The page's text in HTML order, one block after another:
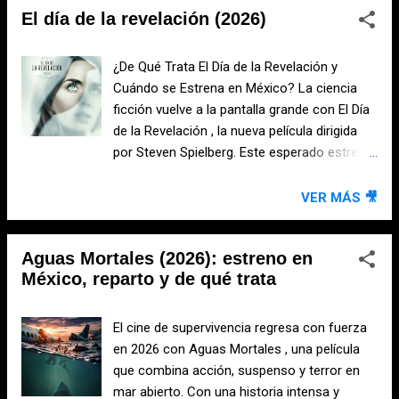
especial que existe entre los niños y sus
que han caracterizado a la fra...
ocurrencias terminan liberando monstruos
todas partes. Lo que comenzó como un
proyecto cinematográfico se transforma en
una divertida misión para salvar el día. Elenco
de voces Pierre Coffin (voz de los Minions)
Trey Parker Allison Janney Christoph Waltz
Bobby Moynihan Phil LaMarr ¿Cuándo se
llegará a los cines de México el 1 de julio de
2026. Su estreno forma parte de la
temporada de verano, una de las más
El día de la revelación (2026)
¿De Qué Trata El Día de la Revelación y
Cuándo se Estrena en México? La ciencia
ficción vuelve a la pantalla grande con El Día
de la Revelación , la nueva película dirigida
por Steven Spielberg. Este esperado estreno
aficionados al cine gracias a su intrigante
historia y a la participación de un elenco de
primer nivel. ¿De Qué Trata El Día de la
Revelación? La película presenta una historia
centrada en uno de los mayores misterios
vida extraterrestre. Todo comienza cuando
una serie de acontecimientos inexplicables
sacuden distintas partes del mundo y ponen
en evidencia que algo extraordinario está
VER MÁS 🎥
Aguas Mortales (2026): estreno en
México, reparto y de qué trata
El cine de supervivencia regresa con fuerza
en 2026 con Aguas Mortales , una película
que combina acción, suspenso y terror en
mar abierto. Con una historia intensa y